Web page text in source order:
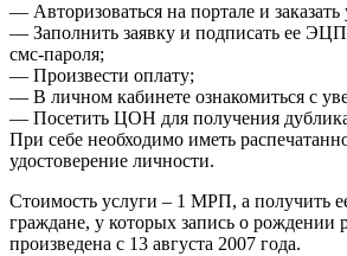
— Авторизоваться на портале и
— Заполнить заявку и подписать ее
смс-пароля;
— Произвести оплату;
— В личном кабинете ознакомиться с
— Посетить ЦОН для получения
При себе необходимо иметь
удостоверение личности.
Стоимость услуги – 1 МРП, а получить
граждане, у которых запись о рождении
произведена с 13 августа 2007 года.